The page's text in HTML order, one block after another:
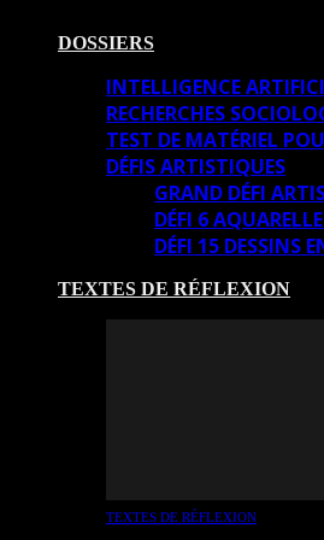
DOSSIERS
INTELLIGENCE
RECHERCHES
TEST DE MATÉRIEL
DÉFIS ARTISTIQUES
GRAND DÉFI
DÉFI 6
DÉFI 15 DESSINS
TEXTES DE RÉFLEXION
TEXTES DE RÉFLEXION